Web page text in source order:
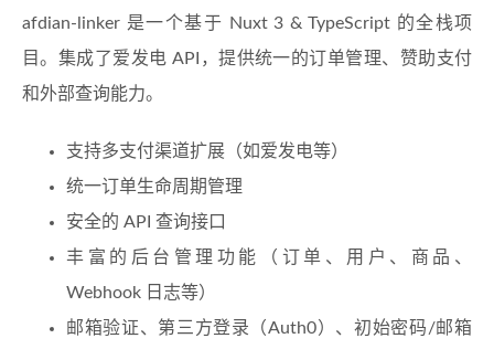
afdian-linker 是一个基于 Nuxt 3 & TypeScript 的全栈项
目。集成了爱发电 API，提供统一的订单管理、赞助支付
和外部查询能力。
支持多支付渠道扩展（如爱发电等）
统一订单生命周期管理
安全的 API 查询接口
丰富的后台管理功能（订单、用户、商品、
Webhook 日志等）
邮箱验证、第三方登录（Auth0）、初始密码/邮箱